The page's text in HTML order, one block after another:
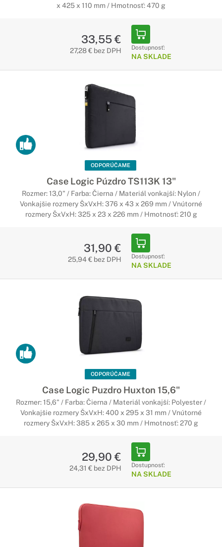
x 425 x 110 mm / Hmotnosť: 470 g
33,55 €
27,28 € bez DPH Dostupnosť:
NA SKLADE
ODPORÚČAME
Case Logic Púzdro TS113K 13"
Rozmer: 13,0" / Farba: Čierna / Materiál vonkajší: Nylon /
Vonkajšie rozmery ŠxVxH: 376 x 43 x 269 mm / Vnútorné
rozmery ŠxVxH: 325 x 23 x 226 mm / Hmotnosť: 210 g
31,90 €
25,94 € bez DPH Dostupnosť:
NA SKLADE
ODPORÚČAME
Case Logic Puzdro Huxton 15,6"
Rozmer: 15,6" / Farba: Čierna / Materiál vonkajší: Polyester /
Vonkajšie rozmery ŠxVxH: 400 x 295 x 31 mm / Vnútorné
rozmery ŠxVxH: 385 x 265 x 30 mm / Hmotnosť: 270 g
29,90 €
24,31 € bez DPH Dostupnosť:
NA SKLADE